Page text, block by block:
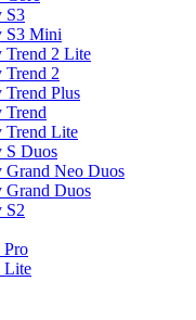
S3
S3 Mini
Trend 2 Lite
Trend 2
Trend Plus
Trend
Trend Lite
S Duos
Grand Neo Duos
Grand Duos
S2
Pro
Lite